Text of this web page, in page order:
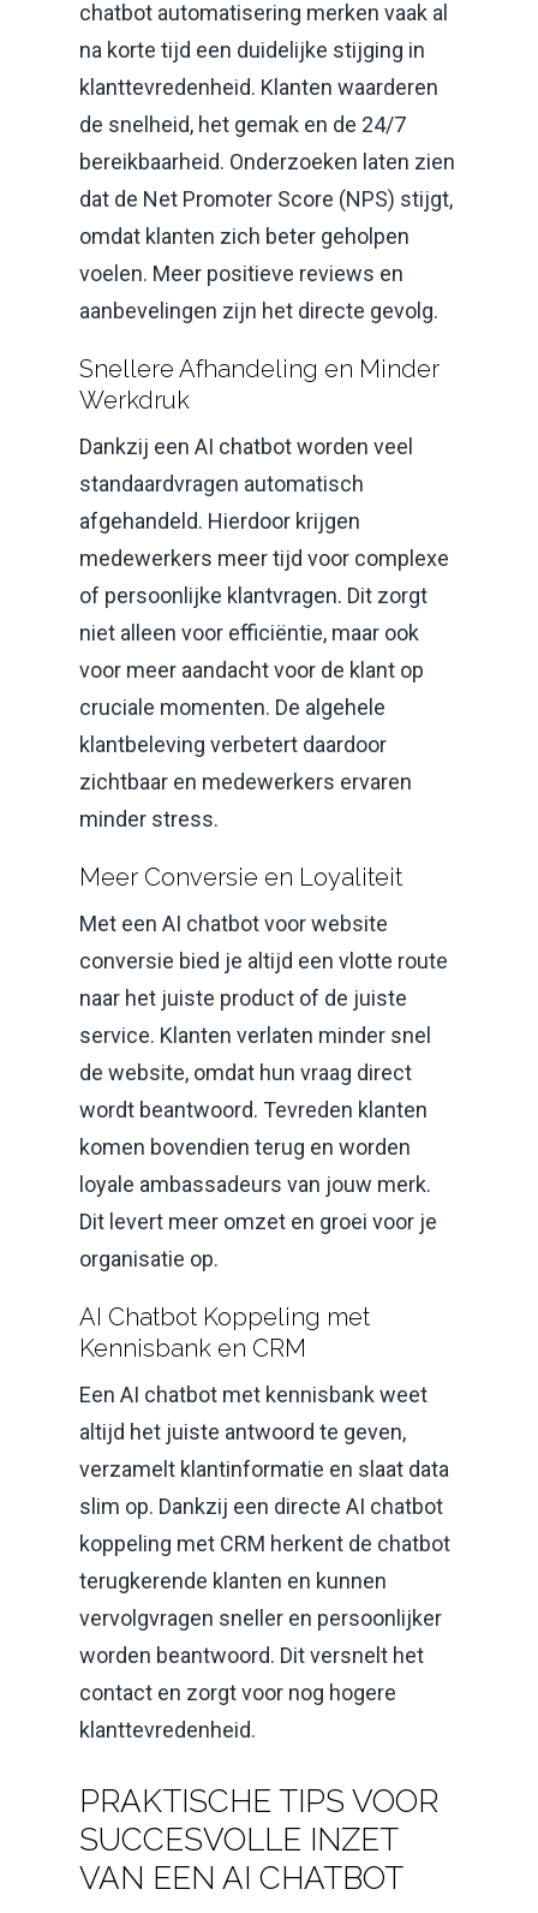
chatbot automatisering merken vaak al
na korte tijd een duidelijke stijging in
klanttevredenheid. Klanten waarderen
de snelheid, het gemak en de 24/7
bereikbaarheid. Onderzoeken laten zien
dat de Net Promoter Score (NPS) stijgt,
omdat klanten zich beter geholpen
voelen. Meer positieve reviews en
aanbevelingen zijn het directe gevolg.
Snellere Afhandeling en Minder
Werkdruk
Dankzij een AI chatbot worden veel
standaardvragen automatisch
afgehandeld. Hierdoor krijgen
medewerkers meer tijd voor complexe
of persoonlijke klantvragen. Dit zorgt
niet alleen voor efficiëntie, maar ook
voor meer aandacht voor de klant op
cruciale momenten. De algehele
klantbeleving verbetert daardoor
zichtbaar en medewerkers ervaren
minder stress.
Meer Conversie en Loyaliteit
Met een AI chatbot voor website
conversie bied je altijd een vlotte route
naar het juiste product of de juiste
service. Klanten verlaten minder snel
de website, omdat hun vraag direct
wordt beantwoord. Tevreden klanten
komen bovendien terug en worden
loyale ambassadeurs van jouw merk.
Dit levert meer omzet en groei voor je
organisatie op.
AI Chatbot Koppeling met
Kennisbank en CRM
Een AI chatbot met kennisbank weet
altijd het juiste antwoord te geven,
verzamelt klantinformatie en slaat data
slim op. Dankzij een directe AI chatbot
koppeling met CRM herkent de chatbot
terugkerende klanten en kunnen
vervolgvragen sneller en persoonlijker
worden beantwoord. Dit versnelt het
contact en zorgt voor nog hogere
klanttevredenheid.
PRAKTISCHE TIPS VOOR
SUCCESVOLLE INZET
VAN EEN AI CHATBOT